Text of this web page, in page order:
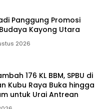
Panggung Promosi
Kayong Utara
2026
176 KL BBM, SPBU di
Kubu Raya Buka hingga
untuk Urai Antrean